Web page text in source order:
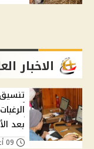
الاخبار
بعد